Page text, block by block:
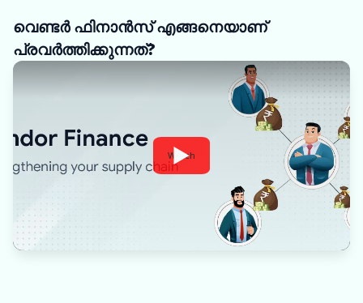
വെണ്ടർ ഫിനാൻസ് എങ്ങനെയാണ്
പ്രവർത്തിക്കുന്നത്?
Watch